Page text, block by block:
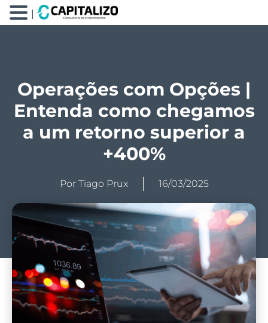
Operações com Opções |
Entenda como chegamos
a um retorno superior a
+400%
Por Tiago Prux 16/03/2025